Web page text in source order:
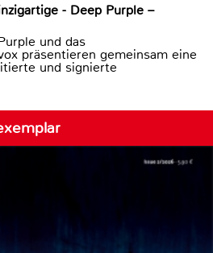
- Deep Purple –
und das
präsentieren gemeinsam eine
und signierte